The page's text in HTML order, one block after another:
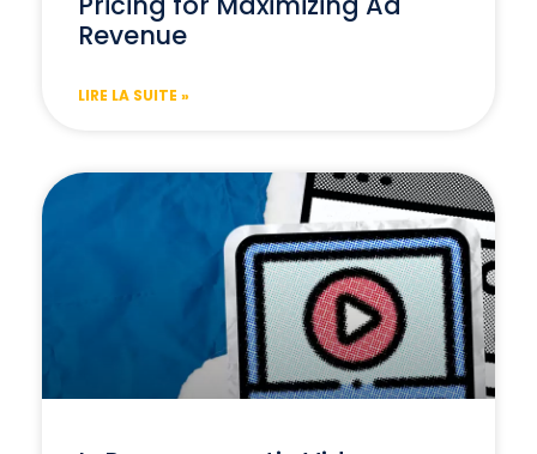
Revenue
LIRE LA SUITE »